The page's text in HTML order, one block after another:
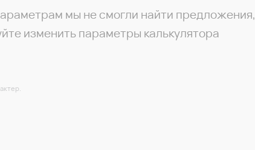
мы не смогли найти предложения,
изменить параметры калькулятора